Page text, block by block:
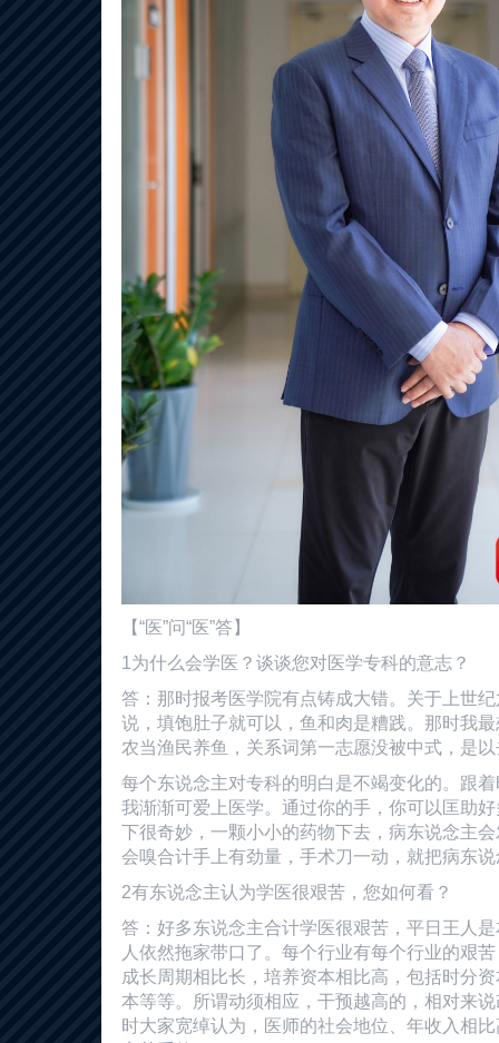
【“医”问“医”答】
1为什么会学医？谈谈您对医学专科的意志？
答：那时报考医学院有点铸成大错。关于上世
说，填饱肚子就可以，鱼和肉是糟践。那时我
农当渔民养鱼，关系词第一志愿没被中式，是
每个东说念主对专科的明白是不竭变化的。跟
我渐渐可爱上医学。通过你的手，你可以匡助
下很奇妙，一颗小小的药物下去，病东说念主
会嗅合计手上有劲量，手术刀一动，就把病东
2有东说念主认为学医很艰苦，您如何看？
答：好多东说念主合计学医很艰苦，平日王人
人依然拖家带口了。每个行业有每个行业的艰
成长周期相比长，培养资本相比高，包括时分
本等等。所谓动须相应，干预越高的，相对来
时大家宽绰认为，医师的社会地位、年收入相